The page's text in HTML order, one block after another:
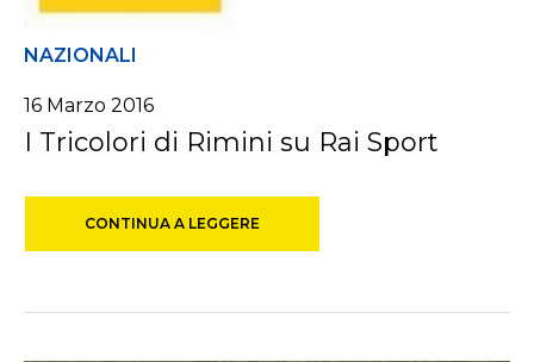
NAZIONALI
16 Marzo 2016
I Tricolori di Rimini su Rai Sport
CONTINUA A LEGGERE